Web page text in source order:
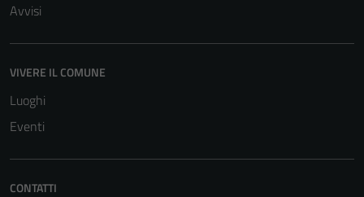
Avvisi
VIVERE IL COMUNE
Luoghi
Eventi
CONTATTI
Tecnici
possono